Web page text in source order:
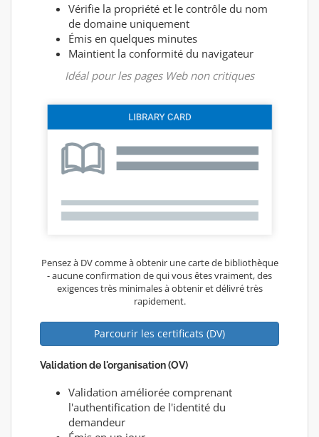
Vérifie la propriété et le contrôle du nom
de domaine uniquement
Émis en quelques minutes
Maintient la conformité du navigateur
Idéal pour les pages Web non critiques
Pensez à DV comme à obtenir une carte de bibliothèque
- aucune confirmation de qui vous êtes vraiment, des
exigences très minimales à obtenir et délivré très
rapidement.
Parcourir les certificats (DV)
Validation de l'organisation (OV)
Validation améliorée comprenant
l'authentification de l'identité du
demandeur